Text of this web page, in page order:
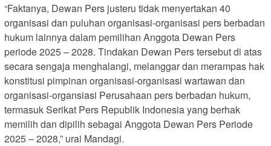
“Faktanya, Dewan Pers justeru tidak menyertakan 40
organisasi dan puluhan organisasi-organisasi pers berbadan
hukum lainnya dalam pemilihan Anggota Dewan Pers
periode 2025 – 2028. Tindakan Dewan Pers tersebut di atas
secara sengaja menghalangi, melanggar dan merampas hak
konstitusi pimpinan organisasi-organisasi wartawan dan
organisasi-organsiasi Perusahaan pers berbadan hukum,
termasuk Serikat Pers Republik Indonesia yang berhak
memilih dan dipilih sebagai Anggota Dewan Pers Periode
2025 – 2028,” urai Mandagi.